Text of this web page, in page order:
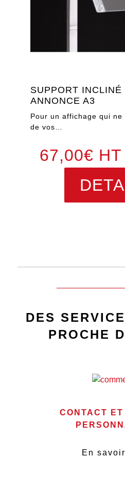
SUPPORT INCLINÉ
ANNONCE A3
Pour un affichage qui
de vos…
67,00€ HT
DES
PROCHE
CONTACT
En